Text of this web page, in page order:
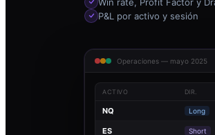
P&L por activo y sesión
Operaciones — mayo 2025
ACTIVO DIR.
NQ Long
ES Short